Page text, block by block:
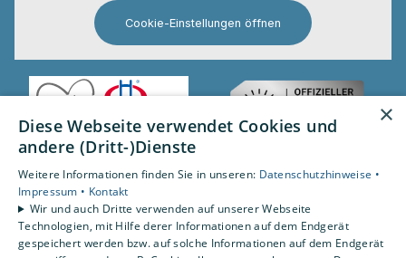
Cookie-Einstellungen öffnen
×
Diese Webseite verwendet Cookies und
andere (Dritt-)Dienste
Weitere Informationen finden Sie in unseren: Datenschutzhinweise •
Impressum • Kontakt
Wir und auch Dritte verwenden auf unserer Webseite
Technologien, mit Hilfe derer Informationen auf dem Endgerät
gespeichert werden bzw. auf solche Informationen auf dem Endgerät